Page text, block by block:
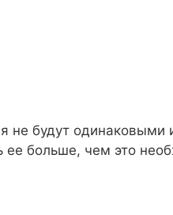
не будут одинаковыми
ее больше, чем это